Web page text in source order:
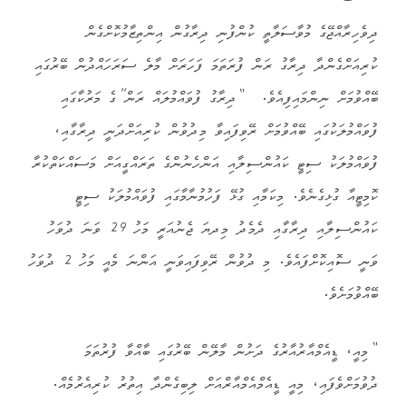
ދިވެހިރާއްޖޭގެ މުވާސަލާތީ ކުންފުނި ދިރާގުން އިންތިޒާމުކޮށްގެން
ކުރިއަށްގެންދާ ދިރާގު ރަން ފުރަތަމަ ފަހަރަށް މާލެ ސަރަހައްދުން ބޭރުގައި
ބޭއްވުމަށް ނިންމައިފިއެވެ. “ދިރާގު ފުވައްމުލައް ރަން”ގެ މަރުކާގައި
ފުވައްމުލަކުގައި ބޭއްވުމަށް ރޭވިފައިވާ މިދުވުން ކުރިއަށްދަނީ ދިރާގާއި،
ފުވައްމުލަކު ސިޓީ ކައުންސިލާއި އަންހެނުންގެ ތަރައްގީއަށް މަސައްކަތްކުރާ
ކޮމިޓީއާ ގުޅިގެނެވެ. މިކަމާއި ގުޅޭ ފަހުމުނާމާގައި ފުވައްމުލަކު ސިޓީ
ކައުންސިލާއި ދިރާގާއި ދެމެދު މިދޔަ ޖެނުއަރީ މަހު 29 ވަނަ ދުވަހު
ވަނީ ސޮއިކޮށްފައެވެ. މި ދުވުން ރޭވިފައިވަނީ އަންނަ މެއީ މަހު 2 ދުވަހު
ބޭއްވުމަށެވެ.
“މިއީ، ޑީއެމްއާރުއާރުގެ ދަށުން މާލޭން ބޭރުގައި ބާއްވާ ފުރުތަމަ
ދުވުމަށްވެފައި، މިއީ ޑީއެމްއެމްއާރްއަށް ލިބިގެންދާ އިތުރު ކުރިއެރުމެއް.